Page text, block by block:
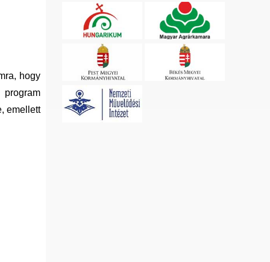
hogy
emellett